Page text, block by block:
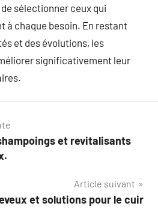
sélectionner ceux qui
à chaque besoin. En restant
et des évolutions, les
significativement leur
et revitalisants
Article suivant
et solutions pour le cuir